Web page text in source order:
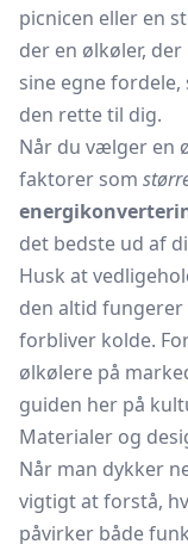
picnicen eller en
der en ølkøler,
sine egne
den rette til dig.
Når du vælger en
faktorer som
det bedste ud af
Husk at
den altid
forbliver kolde.
ølkølere på
guiden her på
Materialer og
Når man dykker
vigtigt at forstå,
påvirker både